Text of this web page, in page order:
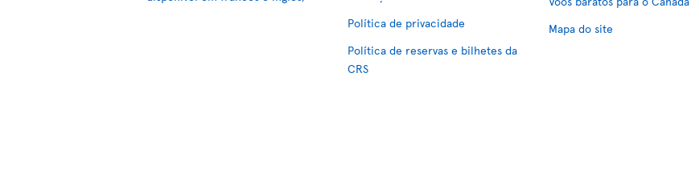
Política de privacidade
Política de reservas e bilhetes da
CRS
Mapa do site